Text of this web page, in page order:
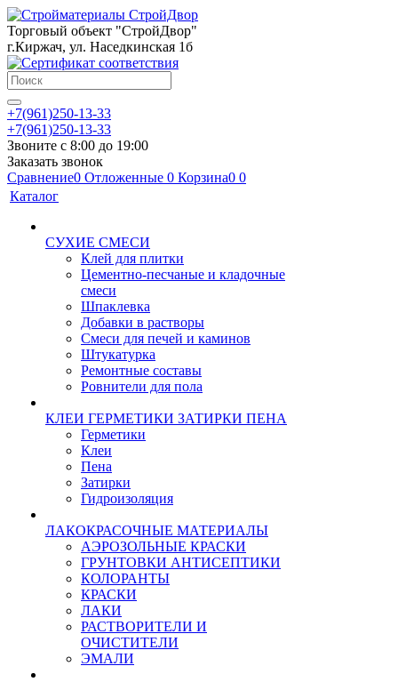
Торговый объект "СтройДвор"
г.Киржач, ул. Наседкинская 1б
+7(961)250-13-33
+7(961)250-13-33
Звоните с 8:00 до 19:00
Заказать звонок
Сравнение0 Отложенные 0 Корзина0 0
Каталог
СУХИЕ СМЕСИ
Клей для плитки
Цементно-песчаные и кладочные
смеси
Шпаклевка
Добавки в растворы
Смеси для печей и каминов
Штукатурка
Ремонтные составы
Ровнители для пола
КЛЕИ ГЕРМЕТИКИ ЗАТИРКИ ПЕНА
Герметики
Клеи
Пена
Затирки
Гидроизоляция
ЛАКОКРАСОЧНЫЕ МАТЕРИАЛЫ
АЭРОЗОЛЬНЫЕ КРАСКИ
ГРУНТОВКИ АНТИСЕПТИКИ
КОЛОРАНТЫ
КРАСКИ
ЛАКИ
РАСТВОРИТЕЛИ И
ОЧИСТИТЕЛИ
ЭМАЛИ